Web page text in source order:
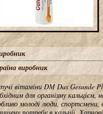
виробник
вітаміни DM Das Gesunde
для організму кальцієм,
молоді люди, спортсмени,